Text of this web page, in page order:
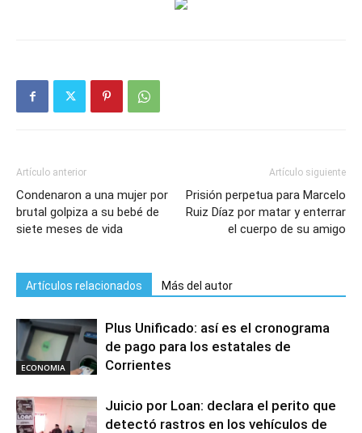
Artículo anterior
Condenaron a una mujer por
brutal golpiza a su bebé de
siete meses de vida
Artículo siguiente
Prisión perpetua para Marcelo
Ruiz Díaz por matar y enterrar
el cuerpo de su amigo
Artículos relacionados Más del autor
ECONOMIA
Plus Unificado: así es el cronograma
de pago para los estatales de
Corrientes
Juicio por Loan: declara el perito que
detectó rastros en los vehículos de